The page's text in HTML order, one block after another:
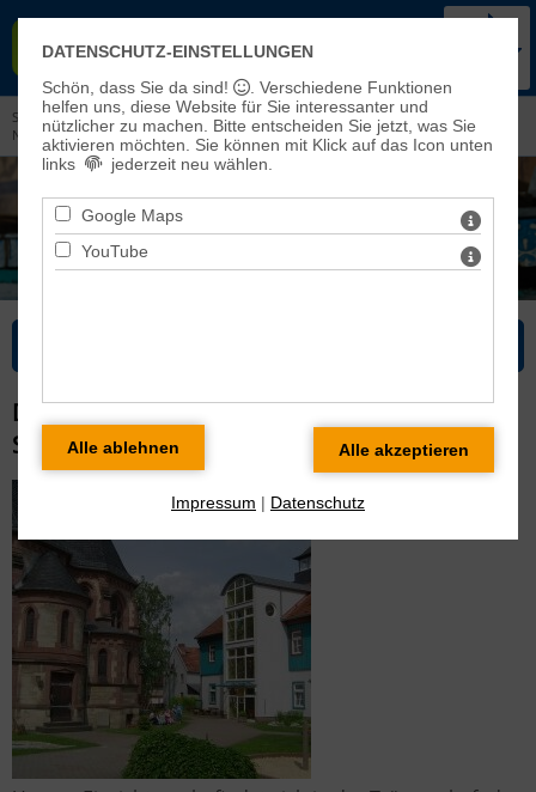
HAUSEN-SONDERSHAUSEN
Sie sind hier: Kinder, Jugend und Familie >Kindergärten> Kindergarten 'Arche
Noah' in Sondershausen-Stockhausen
DER KINDERGARTEN "ARCHE NOAH" IN
SONDERSHAUSEN-STOCKHAUSEN
DATENSCHUTZ-EINSTELLUNGEN
Schön, dass Sie da sind!
. Verschiedene Funktionen
helfen uns, diese Website für Sie interessanter und
nützlicher zu machen.
Bitte entscheiden Sie jetzt, was Sie
aktivieren möchten. Sie können mit Klick auf das Icon unten
links
jederzeit neu wählen.
Google Maps
YouTube
Impressum | Datenschutz